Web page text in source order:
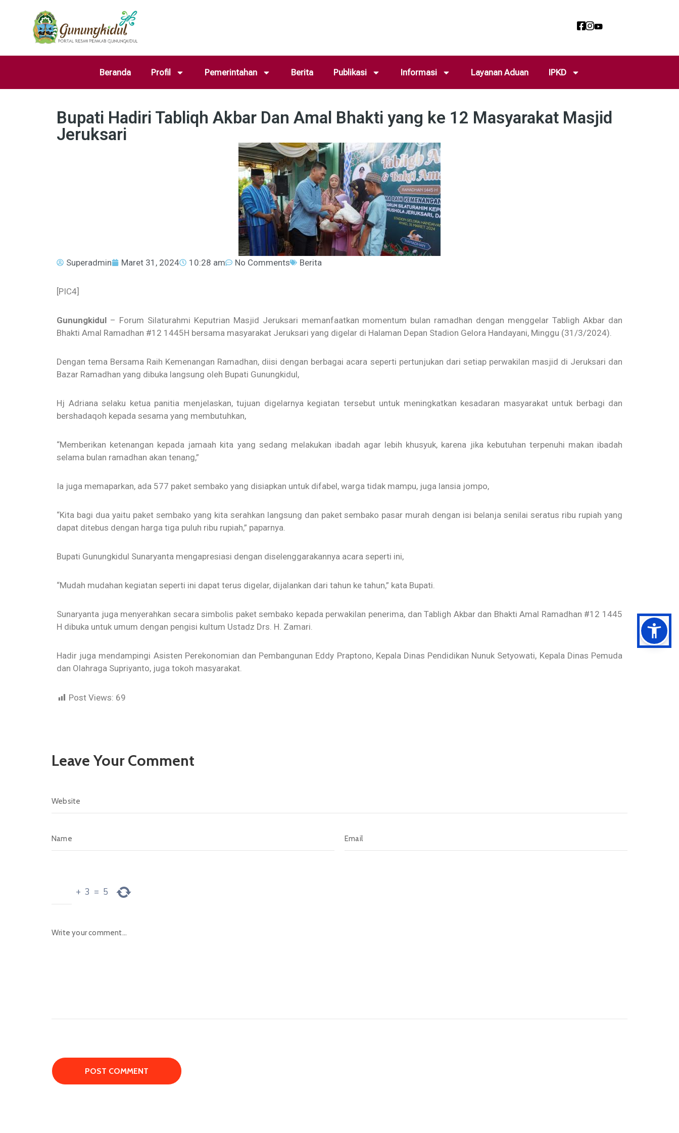
Beranda Profil Pemerintahan Berita Publikasi Informasi Layanan Aduan IPKD
Bupati Hadiri Tabliqh Akbar Dan Amal Bhakti yang ke 12 Masyarakat Masjid
Jeruksari
Superadmin Maret 31, 2024 10:28 am No Comments Berita
[PIC4]
Gunungkidul – Forum Silaturahmi Keputrian Masjid Jeruksari memanfaatkan momentum bulan ramadhan dengan menggelar Tabligh Akbar dan
Bhakti Amal Ramadhan #12 1445H bersama masyarakat Jeruksari yang digelar di Halaman Depan Stadion Gelora Handayani, Minggu (31/3/2024).
Dengan tema Bersama Raih Kemenangan Ramadhan, diisi dengan berbagai acara seperti pertunjukan dari setiap perwakilan masjid di Jeruksari dan
Bazar Ramadhan yang dibuka langsung oleh Bupati Gunungkidul,
Hj Adriana selaku ketua panitia menjelaskan, tujuan digelarnya kegiatan tersebut untuk meningkatkan kesadaran masyarakat untuk berbagi dan
bershadaqoh kepada sesama yang membutuhkan,
“Memberikan ketenangan kepada jamaah kita yang sedang melakukan ibadah agar lebih khusyuk, karena jika kebutuhan terpenuhi makan ibadah
selama bulan ramadhan akan tenang,”
Ia juga memaparkan, ada 577 paket sembako yang disiapkan untuk difabel, warga tidak mampu, juga lansia jompo,
“Kita bagi dua yaitu paket sembako yang kita serahkan langsung dan paket sembako pasar murah dengan isi belanja senilai seratus ribu rupiah yang
dapat ditebus dengan harga tiga puluh ribu rupiah,” paparnya.
Bupati Gunungkidul Sunaryanta mengapresiasi dengan diselenggarakannya acara seperti ini,
“Mudah mudahan kegiatan seperti ini dapat terus digelar, dijalankan dari tahun ke tahun,” kata Bupati.
Sunaryanta juga menyerahkan secara simbolis paket sembako kepada perwakilan penerima, dan Tabligh Akbar dan Bhakti Amal Ramadhan #12 1445
H dibuka untuk umum dengan pengisi kultum Ustadz Drs. H. Zamari.
Hadir juga mendampingi Asisten Perekonomian dan Pembangunan Eddy Praptono, Kepala Dinas Pendidikan Nunuk Setyowati, Kepala Dinas Pemuda
dan Olahraga Supriyanto, juga tokoh masyarakat.
Post Views: 69
Leave Your Comment
+ 3 = 5